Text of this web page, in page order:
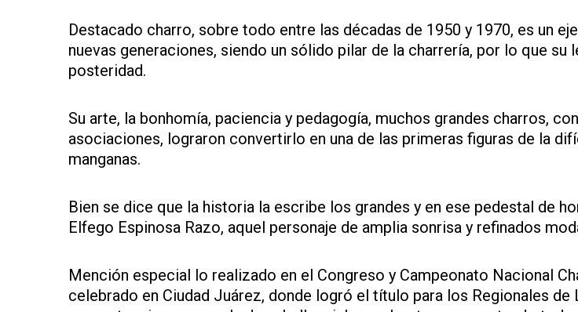
Destacado charro, sobre todo entre las décadas de 1950 y 1970, es un
nuevas generaciones, siendo un sólido pilar de la charrería, por lo que su
posteridad.
Su arte, la bonhomía, paciencia y pedagogía, muchos grandes charros,
asociaciones, lograron convertirlo en una de las primeras figuras de la
manganas.
Bien se dice que la historia la escribe los grandes y en ese pedestal de
Elfego Espinosa Razo, aquel personaje de amplia sonrisa y refinados
Mención especial lo realizado en el Congreso y Campeonato Nacional
celebrado en Ciudad Juárez, donde logró el título para los Regionales de